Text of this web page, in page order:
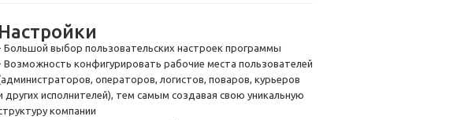
Настройки
Большой выбор пользовательских настроек программы
Возможность конфигурировать рабочие места пользователей
операторов, логистов, поваров, курьеров
других исполнителей), тем самым создавая свою уникальную
компании